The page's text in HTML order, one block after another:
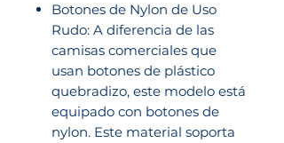
Botones de Nylon de Uso
Rudo: A diferencia de las
camisas comerciales que
usan botones de plástico
quebradizo, este modelo está
equipado con botones de
nylon. Este material soporta